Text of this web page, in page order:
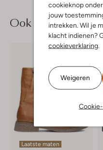
cookieknop
jouw
intrekken. Wil je
klacht indienen?
cookieverklaring
Weigeren
Ook iets voor jou?
Laatste maten